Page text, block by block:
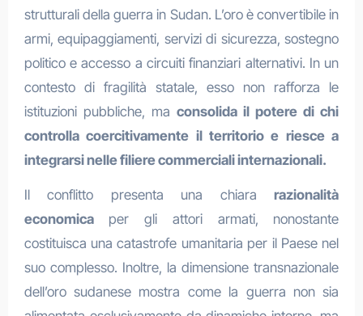
strutturali della guerra in Sudan. L’oro è convertibile in
armi, equipaggiamenti, servizi di sicurezza, sostegno
politico e accesso a circuiti finanziari alternativi. In un
contesto di fragilità statale, esso non rafforza le
istituzioni pubbliche, ma consolida il potere di chi
controlla coercitivamente il territorio e riesce a
integrarsi nelle filiere commerciali internazionali.
Il conflitto presenta una chiararazionalità
economicaper gli attori armati, nonostante
costituisca una catastrofe umanitaria per il Paese nel
suo complesso. Inoltre, la dimensione transnazionale
dell’oro sudanese mostra come la guerra non sia